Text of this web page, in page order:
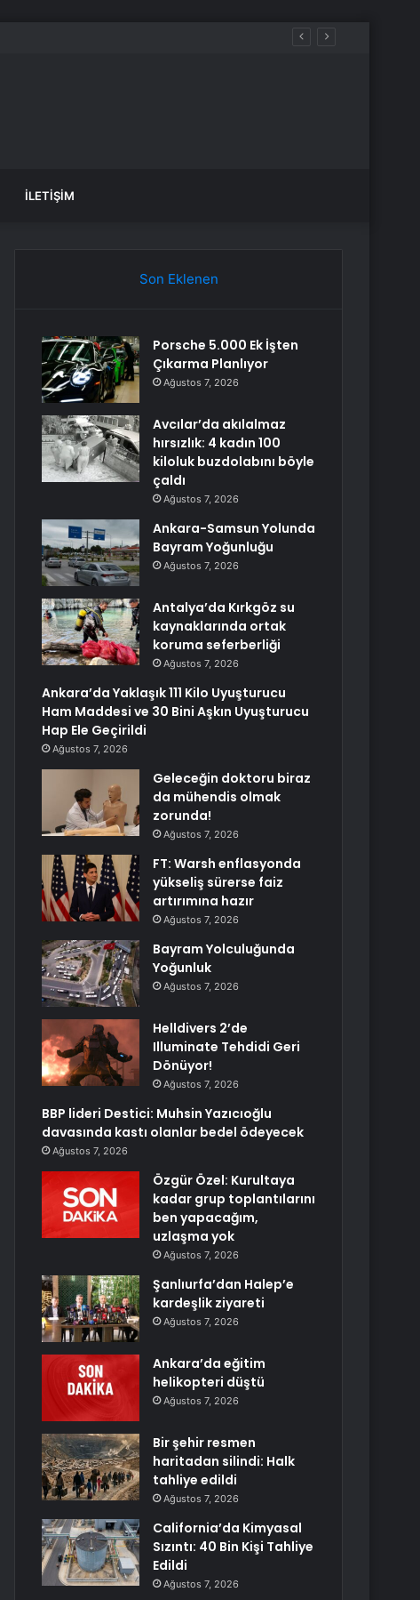
İLETIŞIM
Son Eklenen
Porsche 5.000 Ek İşten
Çıkarma Planlıyor
Ağustos 7, 2026
Avcılar’da akılalmaz
hırsızlık: 4 kadın 100
kiloluk buzdolabını böyle
çaldı
Ağustos 7, 2026
Ankara-Samsun Yolunda
Bayram Yoğunluğu
Ağustos 7, 2026
Antalya’da Kırkgöz su
kaynaklarında ortak
koruma seferberliği
Ağustos 7, 2026
Ankara’da Yaklaşık 111 Kilo Uyuşturucu
Ham Maddesi ve 30 Bini Aşkın Uyuşturucu
Hap Ele Geçirildi
Ağustos 7, 2026
Geleceğin doktoru biraz
da mühendis olmak
zorunda!
Ağustos 7, 2026
FT: Warsh enflasyonda
yükseliş sürerse faiz
artırımına hazır
Ağustos 7, 2026
Bayram Yolculuğunda
Yoğunluk
Ağustos 7, 2026
Helldivers 2’de
Illuminate Tehdidi Geri
Dönüyor!
Ağustos 7, 2026
BBP lideri Destici: Muhsin Yazıcıoğlu
davasında kastı olanlar bedel ödeyecek
Ağustos 7, 2026
Özgür Özel: Kurultaya
kadar grup toplantılarını
ben yapacağım,
uzlaşma yok
Ağustos 7, 2026
Şanlıurfa’dan Halep’e
kardeşlik ziyareti
Ağustos 7, 2026
Ankara’da eğitim
helikopteri düştü
Ağustos 7, 2026
Bir şehir resmen
haritadan silindi: Halk
tahliye edildi
Ağustos 7, 2026
California’da Kimyasal
Sızıntı: 40 Bin Kişi Tahliye
Edildi
Ağustos 7, 2026